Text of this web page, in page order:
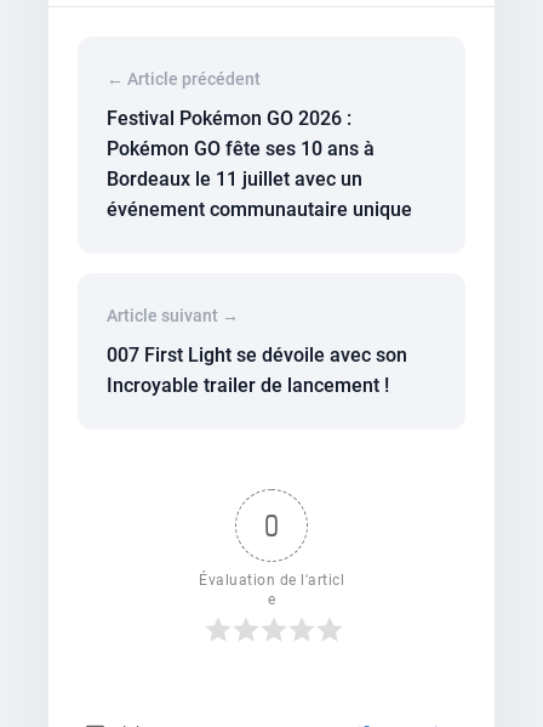
← Article précédent
Festival Pokémon GO 2026 :
Pokémon GO fête ses 10 ans à
Bordeaux le 11 juillet avec un
événement communautaire unique
Article suivant →
007 First Light se dévoile avec son
Incroyable trailer de lancement !
0
Évaluation de l'articl
e